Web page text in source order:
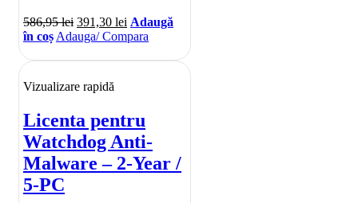
586,95lei 391,30 lei Adaugă
în coș Adauga/ Compara
Vizualizare rapidă
Licenta pentru
Watchdog Anti-
Malware – 2-Year /
5-PC